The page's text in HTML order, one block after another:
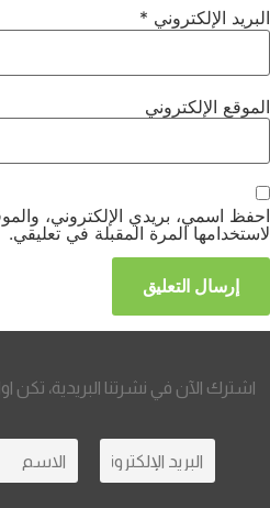
البريد الإلكتروني *
الموقع الإلكتروني
احفظ اسمي، بريدي الإلكتروني،
لاستخدامها المرة المقبلة في تعليقي.
اشترك الآن في نشرتنا البريدية،